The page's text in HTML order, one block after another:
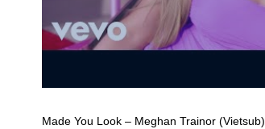
Made You Look – Meghan Trainor (Vietsub)